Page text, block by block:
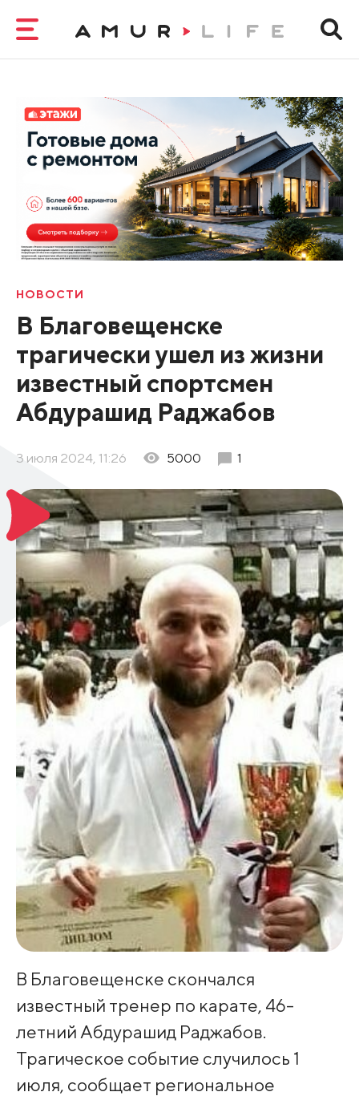
НОВОСТИ
В Благовещенске
трагически ушел из жизни
известный спортсмен
Абдурашид Раджабов
3 июля 2024, 11:26 5000 1
В Благовещенске скончался
известный тренер по карате, 46-
летний Абдурашид Раджабов.
Трагическое событие случилось 1
июля, сообщает региональное